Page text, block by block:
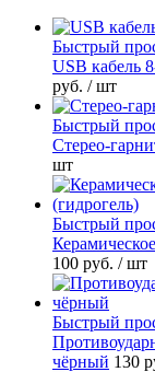
Быстрый
USB кабель
руб. / шт
Быстрый
Стерео-
шт
Быстрый
100 руб. / шт
Быстрый
чёрный 130